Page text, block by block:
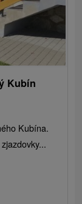
Kubín
Kubína.